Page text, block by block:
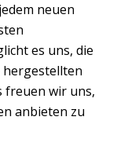
neuen
es uns, die
hergestellten
freuen wir uns,
anbieten zu